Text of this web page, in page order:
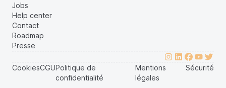
Jobs
Help center
Contact
Roadmap
Presse
CookiesCGUPolitique de
confidentialité
Mentions
légales
Sécurité